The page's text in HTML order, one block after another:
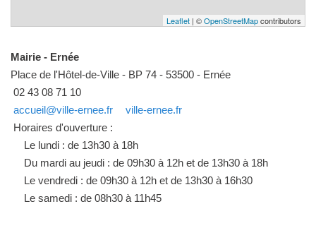
Leaflet | ©OpenStreetMapcontributors
Mairie - Ernée
Place de l'Hôtel-de-Ville - BP 74 - 53500 - Ernée
02 43 08 71 10
accueil@ville-ernee.fr
ville-ernee.fr
Horaires d'ouverture :
Le lundi : de 13h30 à 18h
Du mardi au jeudi : de 09h30 à 12h et de 13h30 à 18h
Le vendredi : de 09h30 à 12h et de 13h30 à 16h30
Le samedi : de 08h30 à 11h45